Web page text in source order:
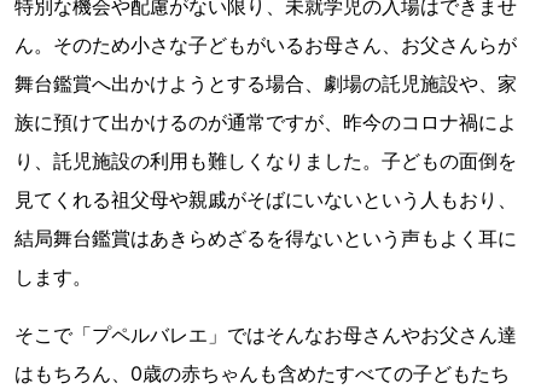
特別な機会や配慮がない限り、未就学児の入場はできませ
ん。そのため小さな子どもがいるお母さん、お父さんらが
舞台鑑賞へ出かけようとする場合、劇場の託児施設や、家
族に預けて出かけるのが通常ですが、昨今のコロナ禍によ
り、託児施設の利用も難しくなりました。子どもの面倒を
見てくれる祖父母や親戚がそばにいないという人もおり、
結局舞台鑑賞はあきらめざるを得ないという声もよく耳に
します。
そこで「プペルバレエ」ではそんなお母さんやお父さん達
はもちろん、0歳の赤ちゃんも含めたすべての子どもたち